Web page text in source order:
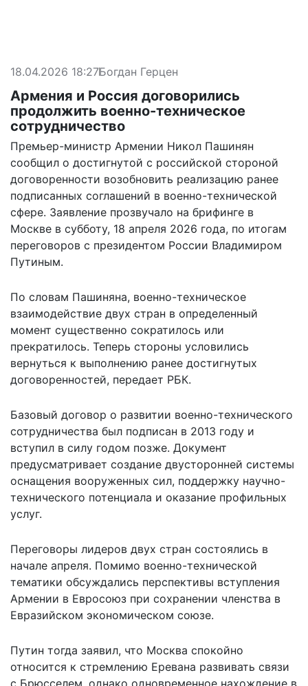
18.04.2026 18:27Богдан Герцен
Армения и Россия договорились
продолжить военно-техническое
сотрудничество
Премьер-министр Армении Никол Пашинян
сообщил о достигнутой с российской стороной
договоренности возобновить реализацию ранее
подписанных соглашений в военно-технической
сфере. Заявление прозвучало на брифинге в
Москве в субботу, 18 апреля 2026 года, по итогам
переговоров с президентом России Владимиром
Путиным.
По словам Пашиняна, военно-техническое
взаимодействие двух стран в определенный
момент существенно сократилось или
прекратилось. Теперь стороны условились
вернуться к выполнению ранее достигнутых
договоренностей, передает РБК.
Базовый договор о развитии военно-технического
сотрудничества был подписан в 2013 году и
вступил в силу годом позже. Документ
предусматривает создание двусторонней системы
оснащения вооруженных сил, поддержку научно-
технического потенциала и оказание профильных
услуг.
Переговоры лидеров двух стран состоялись в
начале апреля. Помимо военно-технической
тематики обсуждались перспективы вступления
Армении в Евросоюз при сохранении членства в
Евразийском экономическом союзе.
Путин тогда заявил, что Москва спокойно
относится к стремлению Еревана развивать связи
с Брюсселем, однако одновременное нахождение в